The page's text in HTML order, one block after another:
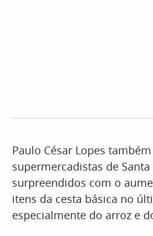
Paulo César Lopes
supermercadistas de
surpreendidos com o
itens da cesta básica no
especialmente do arroz e